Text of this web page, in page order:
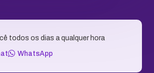
todos os dias a qualquer hora
WhatsApp